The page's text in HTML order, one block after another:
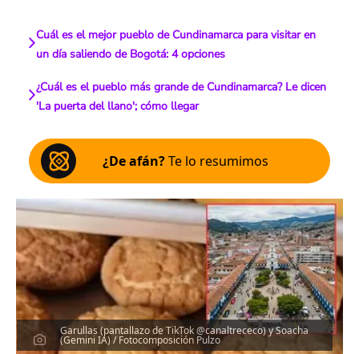
Cuál es el mejor pueblo de Cundinamarca para visitar en
un día saliendo de Bogotá: 4 opciones
¿Cuál es el pueblo más grande de Cundinamarca? Le dicen
'La puerta del llano'; cómo llegar
¿De afán?Te lo resumimos
Garullas (pantallazo de TikTok @canaltrececo) y Soacha
(Gemini IA) / Fotocomposición Pulzo